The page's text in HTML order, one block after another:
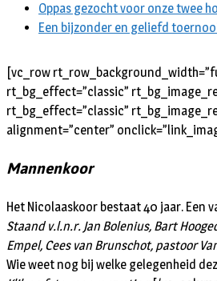
Oppas gezocht voor onze twee
Een bijzonder en geliefd
[vc_row
rt_bg_effect=”classic”
rt_bg_effect=”classic”
alignment=”center”
Mannenkoor
Het Nicolaaskoor bestaat 40 jaar. Een
Staand v.l.n.r. Jan Bolenius, Bart
Empel, Cees van Brunschot, pastoor
Wie weet nog bij welke gelegenheid